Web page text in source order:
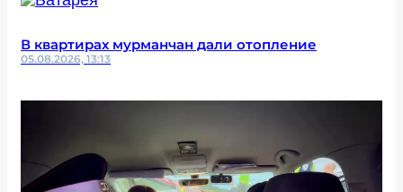
В квартирах мурманчан дали отопление
05.08.2026, 13:13